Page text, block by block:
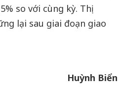
so với cùng kỳ. Thị
lại sau giai đoạn giao
Huỳnh Biển